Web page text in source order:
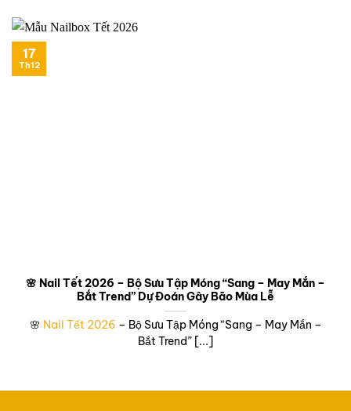
🌸 Nail Tết 2026 – Bộ Sưu Tập Móng “Sang – May Mắn –
Bắt Trend” Dự Đoán Gây Bão Mùa Lễ
🌸 Nail Tết 2026 – Bộ Sưu Tập Móng “Sang – May Mắn –
Bắt Trend” [...]
17
Th12